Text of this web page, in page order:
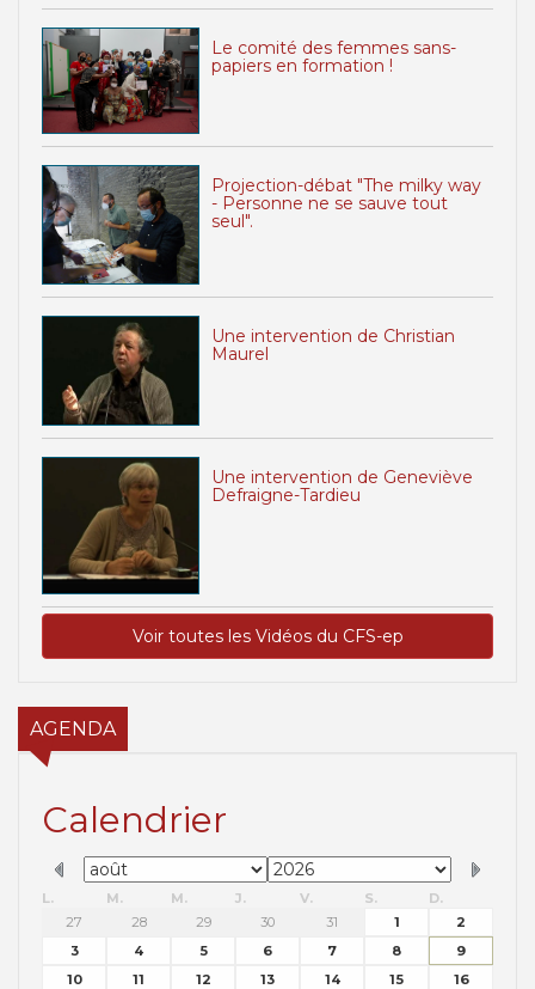
Le comité des femmes sans-
papiers en formation !
Projection-débat "The milky way
- Personne ne se sauve tout
seul".
Une intervention de Christian
Maurel
Une intervention de Geneviève
Defraigne-Tardieu
Voir toutes les Vidéos du CFS-ep
AGENDA
Calendrier
L. M. M. J. V. S.
D.
27
28 29 30 31 1
2
3
4 5 6 7 8
9
10
11 12 13 14 15
16